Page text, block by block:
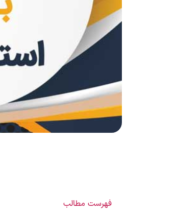
فهرست مطالب